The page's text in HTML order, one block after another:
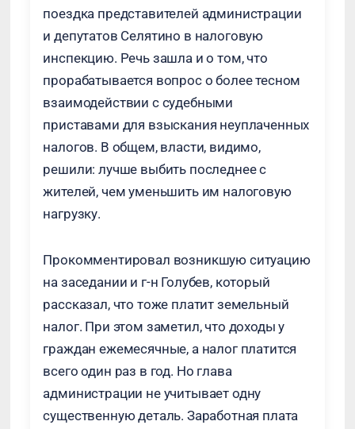
поездка представителей администрации
и депутатов Селятино в налоговую
инспекцию. Речь зашла и о том, что
прорабатывается вопрос о более тесном
взаимодействии с судебными
приставами для взыскания неуплаченных
налогов. В общем, власти, видимо,
решили: лучше выбить последнее с
жителей, чем уменьшить им налоговую
нагрузку.
Прокомментировал возникшую ситуацию
на заседании и г-н Голубев, который
рассказал, что тоже платит земельный
налог. При этом заметил, что доходы у
граждан ежемесячные, а налог платится
всего один раз в год. Но глава
администрации не учитывает одну
существенную деталь. Заработная плата